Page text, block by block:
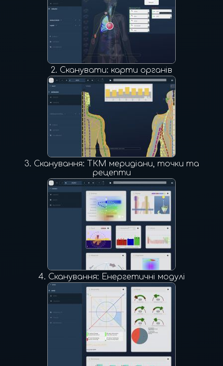
2. Сканувати: карти органів
3. Сканування: ТКМ меридіани, точки та
рецепти
4. Сканування: Енергетичні модулі